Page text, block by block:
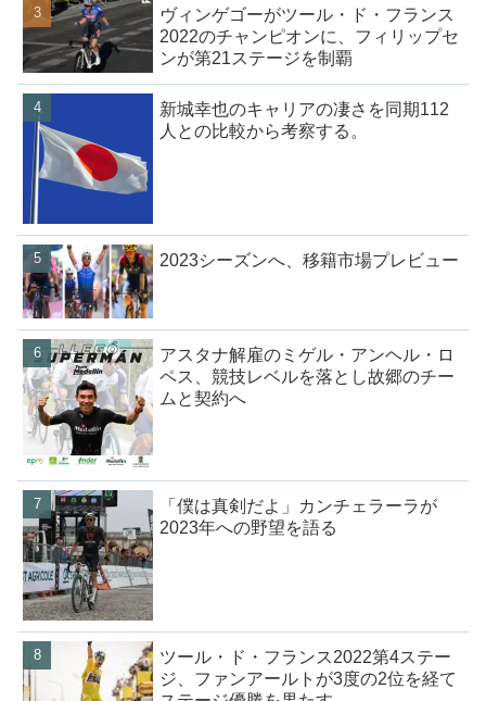
ヴィンゲゴーがツール・ド・フランス
2022のチャンピオンに、フィリップセ
ンが第21ステージを制覇
新城幸也のキャリアの凄さを同期112
人との比較から考察する。
2023シーズンへ、移籍市場プレビュー
アスタナ解雇のミゲル・アンヘル・ロ
ペス、競技レベルを落とし故郷のチー
ムと契約へ
「僕は真剣だよ」カンチェラーラが
2023年への野望を語る
ツール・ド・フランス2022第4ステー
ジ、ファンアールトが3度の2位を経て